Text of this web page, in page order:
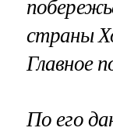
страны
Главное
По его